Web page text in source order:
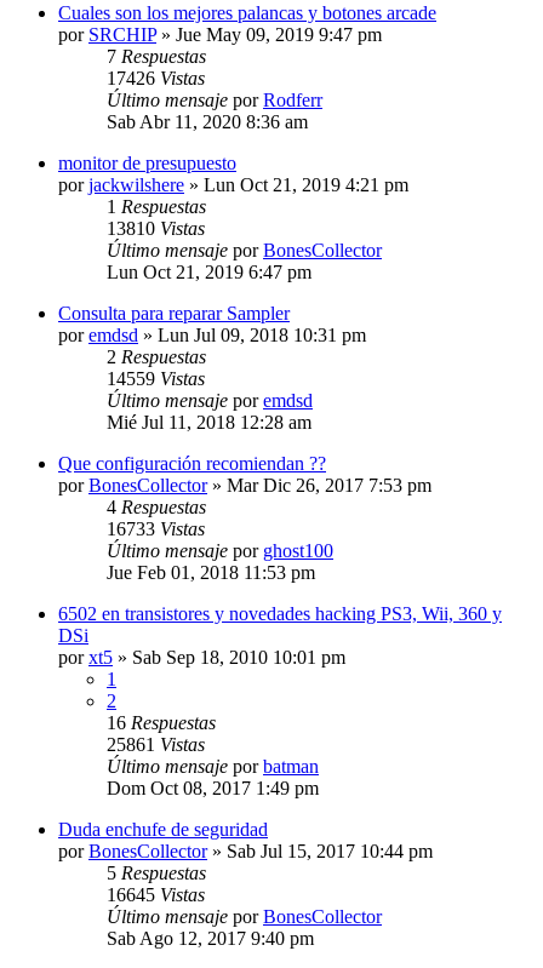
Cuales son los mejores palancas y botones arcade
por SRCHIP» Jue May 09, 2019 9:47 pm
7 Respuestas
17426 Vistas
Último mensaje porRodferr
Sab Abr 11, 2020 8:36 am
monitor de presupuesto
porjackwilshere » Lun Oct 21, 2019 4:21 pm
1 Respuestas
13810 Vistas
Último mensaje porBonesCollector
Lun Oct 21, 2019 6:47 pm
Consulta para reparar Sampler
poremdsd » Lun Jul 09, 2018 10:31 pm
2 Respuestas
14559 Vistas
Último mensaje poremdsd
Mié Jul 11, 2018 12:28 am
Que configuración recomiendan ??
porBonesCollector» Mar Dic 26, 2017 7:53 pm
4 Respuestas
16733 Vistas
Último mensaje por ghost100
Jue Feb 01, 2018 11:53 pm
6502 en transistores y novedades hacking PS3, Wii, 360 y
DSi
porxt5 » Sab Sep 18, 2010 10:01 pm
1
2
16 Respuestas
25861 Vistas
Último mensaje porbatman
Dom Oct 08, 2017 1:49 pm
Duda enchufe de seguridad
porBonesCollector» Sab Jul 15, 2017 10:44 pm
5 Respuestas
16645 Vistas
Último mensaje porBonesCollector
Sab Ago 12, 2017 9:40 pm